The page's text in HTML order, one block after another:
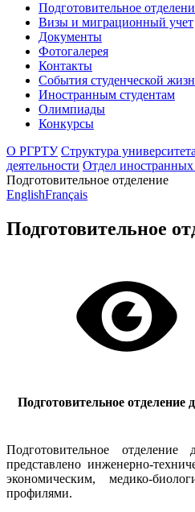
Подготовительное
Визы и миграционный учет
Документы
Фотогалерея
Контакты
События студенческой
Иностранным студентам
Олимпиады
Конкурсы
О РГРТУ Структура университета
деятельности Отдел
Подготовительное отделение
EnglishFrançais
Подготовительное
Подготовительное
Подготовительное
представлено инженерно-
экономическим, медико-
профилями.